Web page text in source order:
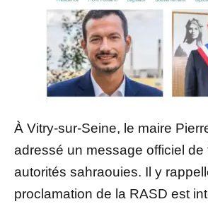
À Vitry-sur-Seine, le maire
adressé un message officiel de
autorités sahraouies. Il y
proclamation de la RASD est